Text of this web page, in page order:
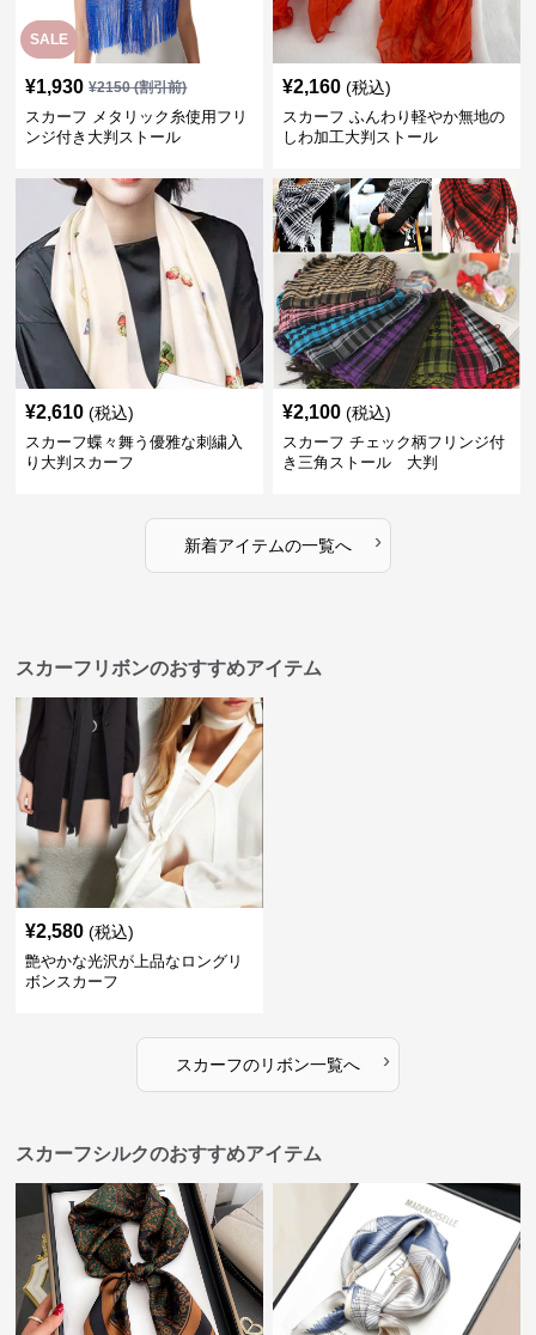
SALE
¥1,930 ¥2150(割引前)
スカーフ メタリック糸使用フリ
ンジ付き大判ストール
¥2,160 (税込)
スカーフ ふんわり軽やか無地の
しわ加工大判ストール
¥2,610 (税込)
スカーフ蝶々舞う優雅な刺繍入
り大判スカーフ
¥2,100 (税込)
スカーフ チェック柄フリンジ付
き三角ストール 大判
新着アイテムの一覧へ ›
スカーフリボンのおすすめアイテム
¥2,580 (税込)
艶やかな光沢が上品なロングリ
ボンスカーフ
スカーフのリボン一覧へ ›
スカーフシルクのおすすめアイテム